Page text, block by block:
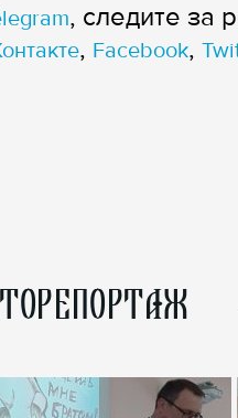
, следите за
, Facebook,